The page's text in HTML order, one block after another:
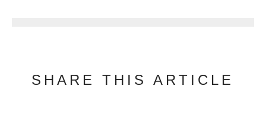
SHARE THIS ARTICLE